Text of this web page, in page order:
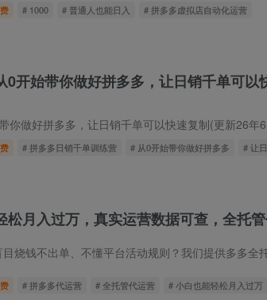
# 1000 # 普通人也能日入 # 拼多多虚拟店自动化运营
0开始带你做好拼多多，让日销千单可以
好拼多多，让日销千单可以快速复制(更新26年6月)一对一带
# 拼多多日销千单训练营 # 从0开始带你做好拼多多 # 让
松月入过万，真实运营数据可查，全托
不出单、不懂平台活动规则？我们提供多多全托管代运营服务，
# 拼多多代运营 # 全托管代运营 # 小白也能轻松月入过万